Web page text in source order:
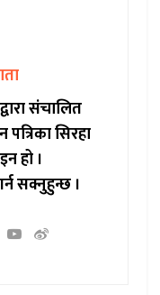
संचालित
सिरहा
हो ।
सक्नुहुन्छ ।